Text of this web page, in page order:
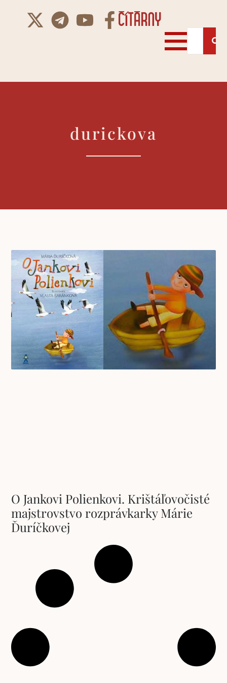
durickova
O Jankovi Polienkovi. Krištáľovočisté
majstrovstvo rozprávkarky Márie
Ďuríčkovej